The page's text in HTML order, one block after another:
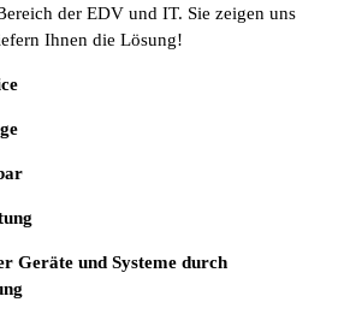
der EDV und IT. Sie zeigen uns
Ihnen die Lösung!
Geräte und Systeme durch